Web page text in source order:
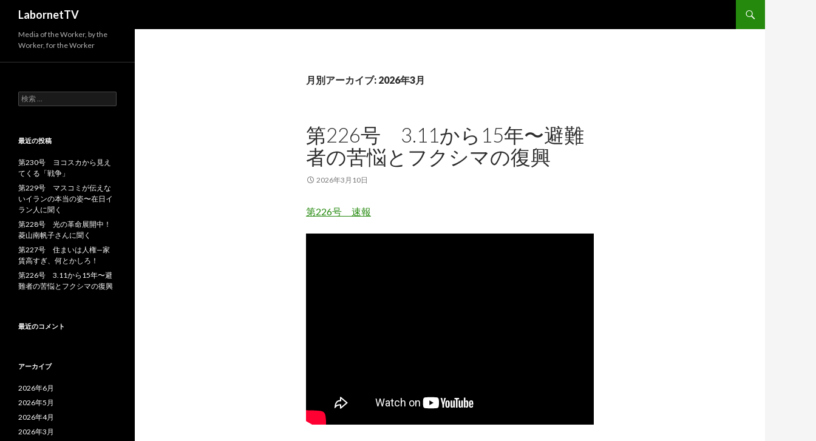
LabornetTV
月別アーカイブ: 2026年3月
第226号 3.11から15年〜避難
者の苦悩とフクシマの復興
2026年3月10日
第226号 速報
Media of the Worker, by the
Worker, for the Worker
検
索
最近の投稿
第230号 ヨコスカから見え
てくる「戦争」
第229号 マスコミが伝えな
いイランの本当の姿〜在日イ
ラン人に聞く
第228号 光の革命展開中！
菱山南帆子さんに聞く
第227号 住まいは人権—家
賃高すぎ、何とかしろ！
第226号 3.11から15年〜避
難者の苦悩とフクシマの復興
最近のコメント
アーカイブ
2026年6月
2026年5月
2026年4月
2026年3月